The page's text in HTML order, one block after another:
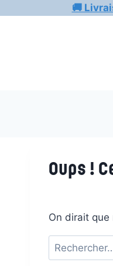
🚚
Oups !
On dirait que
Rechercher :